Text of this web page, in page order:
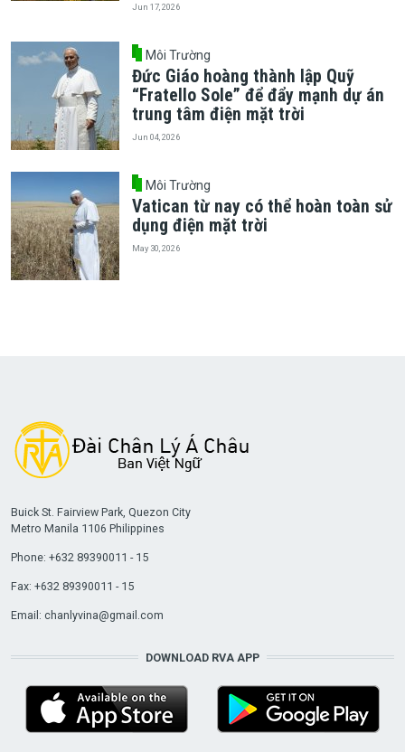
Jun 17, 2026
Môi Trường
Đức Giáo hoàng thành lập Quỹ
“Fratello Sole” để đẩy mạnh dự án
trung tâm điện mặt trời
Jun 04, 2026
Môi Trường
Vatican từ nay có thể hoàn toàn sử
dụng điện mặt trời
May 30, 2026
Buick St. Fairview Park, Quezon City
Metro Manila 1106 Philippines
Phone: +632 89390011 - 15
Fax: +632 89390011 - 15
Email: chanlyvina@gmail.com
DOWNLOAD RVA APP